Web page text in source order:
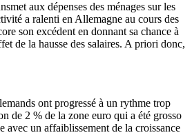
aux dépenses des ménages sur les
a ralenti en Allemagne au cours des
son excédent en donnant sa chance à
de la hausse des salaires. A priori donc,
ont progressé à un rythme trop
de 2 % de la zone euro qui a été grosso
avec un affaiblissement de la croissance